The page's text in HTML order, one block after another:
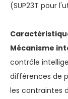
(SUP23T pour
Mécanisme
contrôle
différences de
les contraintes